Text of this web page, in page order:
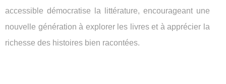
accessible démocratise la littérature, encourageant une
nouvelle génération à explorer les livres et à apprécier la
richesse des histoires bien racontées.